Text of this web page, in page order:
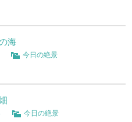
海
今日の絶景
今日の絶景